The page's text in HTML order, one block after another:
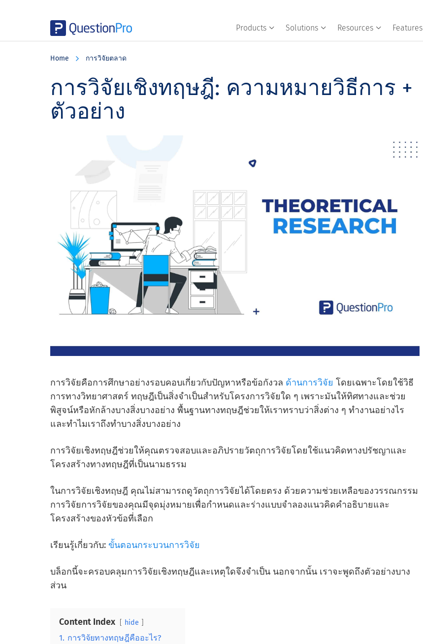
Products Solutions Resources Features
Home การวิจัยตลาด
การวิจัยเชิงทฤษฎี: ความหมายวิธีการ +
ตัวอย่าง
การวิจัยคือการศึกษาอย่างรอบคอบเกี่ยวกับปัญหาหรือข้อกังวล ด้านการวิจัย โดยเฉพาะโดยใช้วิธี
การทางวิทยาศาสตร์ ทฤษฎีเป็นสิ่งจําเป็นสําหรับโครงการวิจัยใด ๆ เพราะมันให้ทิศทางและช่วย
พิสูจน์หรือหักล้างบางสิ่งบางอย่าง พื้นฐานทางทฤษฎีช่วยให้เราทราบว่าสิ่งต่าง ๆ ทํางานอย่างไร
และทําไมเราถึงทําบางสิ่งบางอย่าง
การวิจัยเชิงทฤษฎีช่วยให้คุณตรวจสอบและอภิปรายวัตถุการวิจัยโดยใช้แนวคิดทางปรัชญาและ
โครงสร้างทางทฤษฎีที่เป็นนามธรรม
ในการวิจัยเชิงทฤษฎี คุณไม่สามารถดูวัตถุการวิจัยได้โดยตรง ด้วยความช่วยเหลือของวรรณกรรม
การวิจัยการวิจัยของคุณมีจุดมุ่งหมายเพื่อกําหนดและร่างแบบจําลองแนวคิดคําอธิบายและ
โครงสร้างของหัวข้อที่เลือก
เรียนรู้เกี่ยวกับ: ขั้นตอนกระบวนการวิจัย
บล็อกนี้จะครอบคลุมการวิจัยเชิงทฤษฎีและเหตุใดจึงจําเป็น นอกจากนั้น เราจะพูดถึงตัวอย่างบาง
ส่วน
Content Index hide
1. การวิจัยทางทฤษฎีคืออะไร?